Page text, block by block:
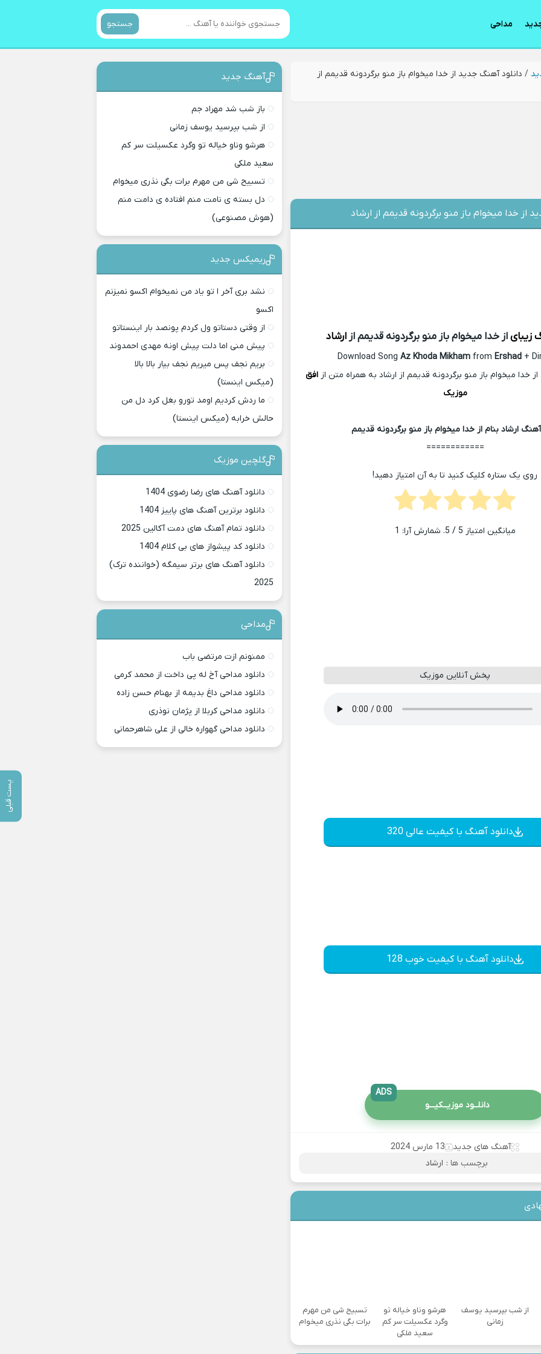
مداحی جستجو
/ دانلود آهنگ جدید از خدا میخوام باز منو برگردونه قدیمم از
پست قبلی
از خدا میخوام باز منو برگردونه قدیمم از ارشاد
زیبایاز خدا میخوام باز منو برگردونه قدیمم ازارشاد
Download SongAz Khoda Mikham from Ershad +
خدا میخوام باز منو برگردونه قدیمم از ارشاد به همراه متن از افق
موزیک
ارشاد بنام از خدا میخوام باز منو برگردونه قدیمم
============
روی یک ستاره کلیک کنید تا به آن امتیاز دهید!
میانگین امتیاز 5 / 5. شمارش آرا: 1
پخش آنلاین موزیک
دانلود آهنگ با کیفیت عالی 320
دانلود آهنگ با کیفیت خوب 128
دانلــود موزیــکیـــو
ADS
آهنگ های جدید
13 مارس 2024
برچسب ها : ارشاد
از شب بپرسید یوسف
زمانی
هرشو وناو خیاله تو
وگرد عکسیلت سر کم
سعید ملکی
تسبیح شی من مهرم
برات بگی نذری میخوام
آهنگ جدید
باز شب شد مهراد جم
از شب بپرسید یوسف زمانی
هرشو وناو خیاله تو وگرد عکسیلت سر کم
سعید ملکی
تسبیح شی من مهرم برات بگی نذری میخوام
دل بسته ی نامت منم افتاده ی دامت منم
(هوش مصنوعی)
ریمیکس جدید
نشد بری آخر ا تو یاد من نمیخوام اکسو نمیزنم
اکسو
از وقتی دستاتو ول کردم پونصد بار اینستاتو
پیش منی اما دلت پیش اونه مهدی احمدوند
بریم نجف پس میریم نجف بیار بالا بالا
(میکس اینستا)
ما ردش کردیم اومد تورو بغل کرد دل من
حالش خرابه (میکس اینستا)
گلچین موزیک
دانلود آهنگ های رضا رضوی 1404
دانلود برترین آهنگ های پاییز 1404
دانلود تمام آهنگ های دمت آکالین 2025
دانلود کد پیشواز های بی کلام 1404
دانلود آهنگ های برتر سیمگه (خواننده ترک)
2025
مداحی
ممنونم ازت مرتضی باب
دانلود مداحی آخ له پی داخت از محمد کرمی
دانلود مداحی داغ بدیمه از بهنام حسن زاده
دانلود مداحی کربلا از پژمان نوذری
دانلود مداحی گهواره خالی از علی شاهرحمانی